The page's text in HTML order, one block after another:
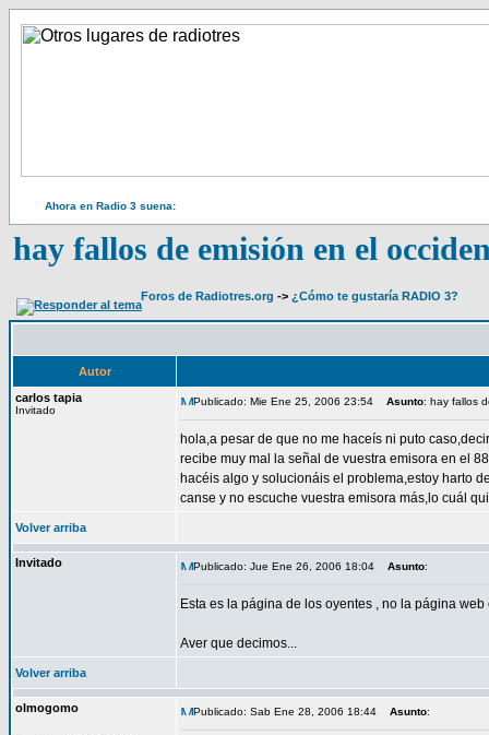
Ahora en Radio 3 suena:
hay fallos de emisión en el
Foros de Radiotres.org -> ¿Cómo te gustaría RADIO 3?
Autor
carlos tapia
Invitado
Publicado: Mie Ene 25, 2006 23:54 Asunto: hay fallos
hola,a pesar de que no me haceís ni puto
recibe muy mal la señal de vuestra emisora en el
hacéis algo y solucionáis el problema,estoy harto
canse y no escuche vuestra emisora más,lo cuál
Volver arriba
Invitado Publicado: Jue Ene 26, 2006 18:04 Asunto:
Esta es la página de los oyentes , no la página web
Aver que decimos...
Volver arriba
olmogomo Publicado: Sab Ene 28, 2006 18:44 Asunto: